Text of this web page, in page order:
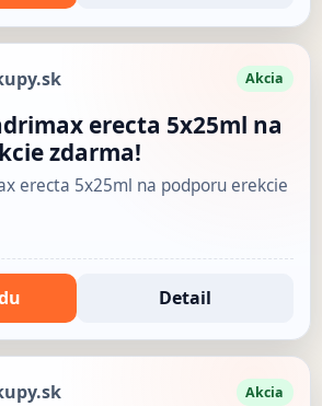
Akcia
erecta 5x25ml na
zdarma!
erecta 5x25ml na podporu erekcie
Detail
Akcia